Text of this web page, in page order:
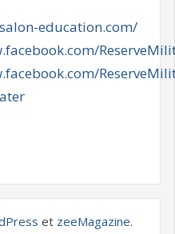
education.com/
et zeeMagazine.